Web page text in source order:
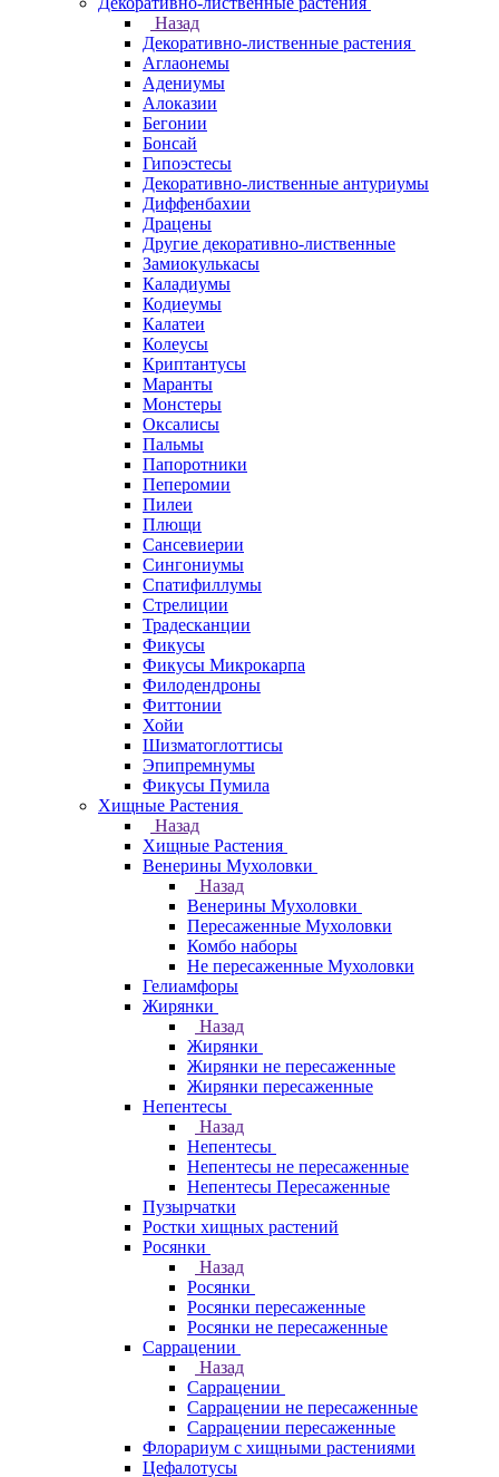
Назад
Декоративно-лиственные растения
Аглаонемы
Адениумы
Алоказии
Бегонии
Бонсай
Гипоэстесы
Декоративно-лиственные антуриумы
Диффенбахии
Драцены
Другие декоративно-лиственные
Замиокулькасы
Каладиумы
Кодиеумы
Калатеи
Колеусы
Криптантусы
Маранты
Монстеры
Оксалисы
Пальмы
Папоротники
Пеперомии
Пилеи
Плющи
Сансевиерии
Сингониумы
Спатифиллумы
Стрелиции
Традесканции
Фикусы
Фикусы Микрокарпа
Филодендроны
Фиттонии
Хойи
Шизматоглоттисы
Эпипремнумы
Фикусы Пумила
Хищные Растения
Назад
Хищные Растения
Венерины Мухоловки
Назад
Венерины Мухоловки
Пересаженные Мухоловки
Комбо наборы
Не пересаженные Мухоловки
Гелиамфоры
Жирянки
Назад
Жирянки
Жирянки не пересаженные
Жирянки пересаженные
Непентесы
Назад
Непентесы
Непентесы не пересаженные
Непентесы Пересаженные
Пузырчатки
Ростки хищных растений
Росянки
Назад
Росянки
Росянки пересаженные
Росянки не пересаженные
Саррацении
Назад
Саррацении
Саррацении не пересаженные
Саррацении пересаженные
Флорариум с хищными растениями
Цефалотусы